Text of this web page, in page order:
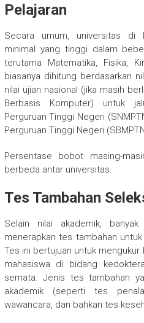
Pelajaran
Secara umum, universitas di
minimal yang tinggi dalam
terutama Matematika, Fisika,
biasanya dihitung berdasarkan
nilai ujian nasional (jika masih
Berbasis Komputer) untuk
Perguruan Tinggi Negeri
Perguruan Tinggi Negeri
Persentase bobot masing-
berbeda antar universitas.
Tes Tambahan
Selain nilai akademik,
menerapkan tes tambahan
Tes ini bertujuan untuk
mahasiswa di bidang
semata. Jenis tes tambahan
akademik (seperti tes
wawancara, dan bahkan tes